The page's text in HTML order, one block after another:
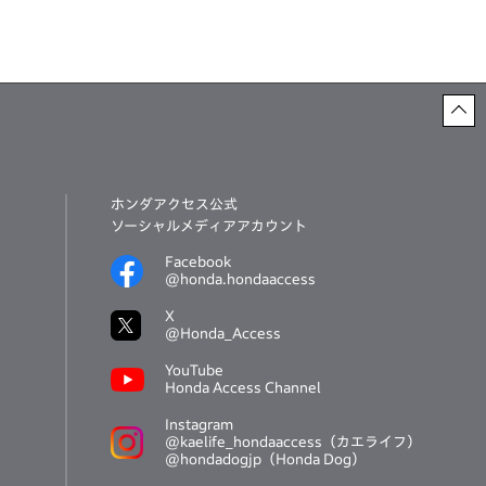
ホンダアクセス公式
ソーシャルメディアアカウント
Facebook
@honda.hondaaccess
X
@Honda_Access
YouTube
Honda Access Channel
Instagram
@kaelife_hondaaccess（カエライフ）
@hondadogjp（Honda Dog）